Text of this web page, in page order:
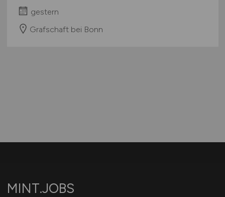
gestern
Grafschaft bei Bonn
MINT.JOBS